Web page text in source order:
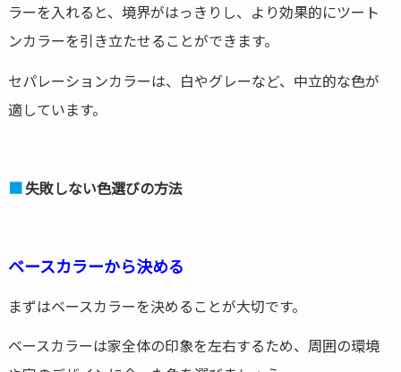
ラーを入れると、境界がはっきりし、より効果的にツート
ンカラーを引き立たせることができます。
セパレーションカラーは、白やグレーなど、中立的な色が
適しています。
失敗しない色選びの方法
ベースカラーから決める
まずはベースカラーを決めることが大切です。
ベースカラーは家全体の印象を左右するため、周囲の環境